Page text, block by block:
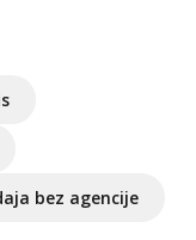
bez agencije